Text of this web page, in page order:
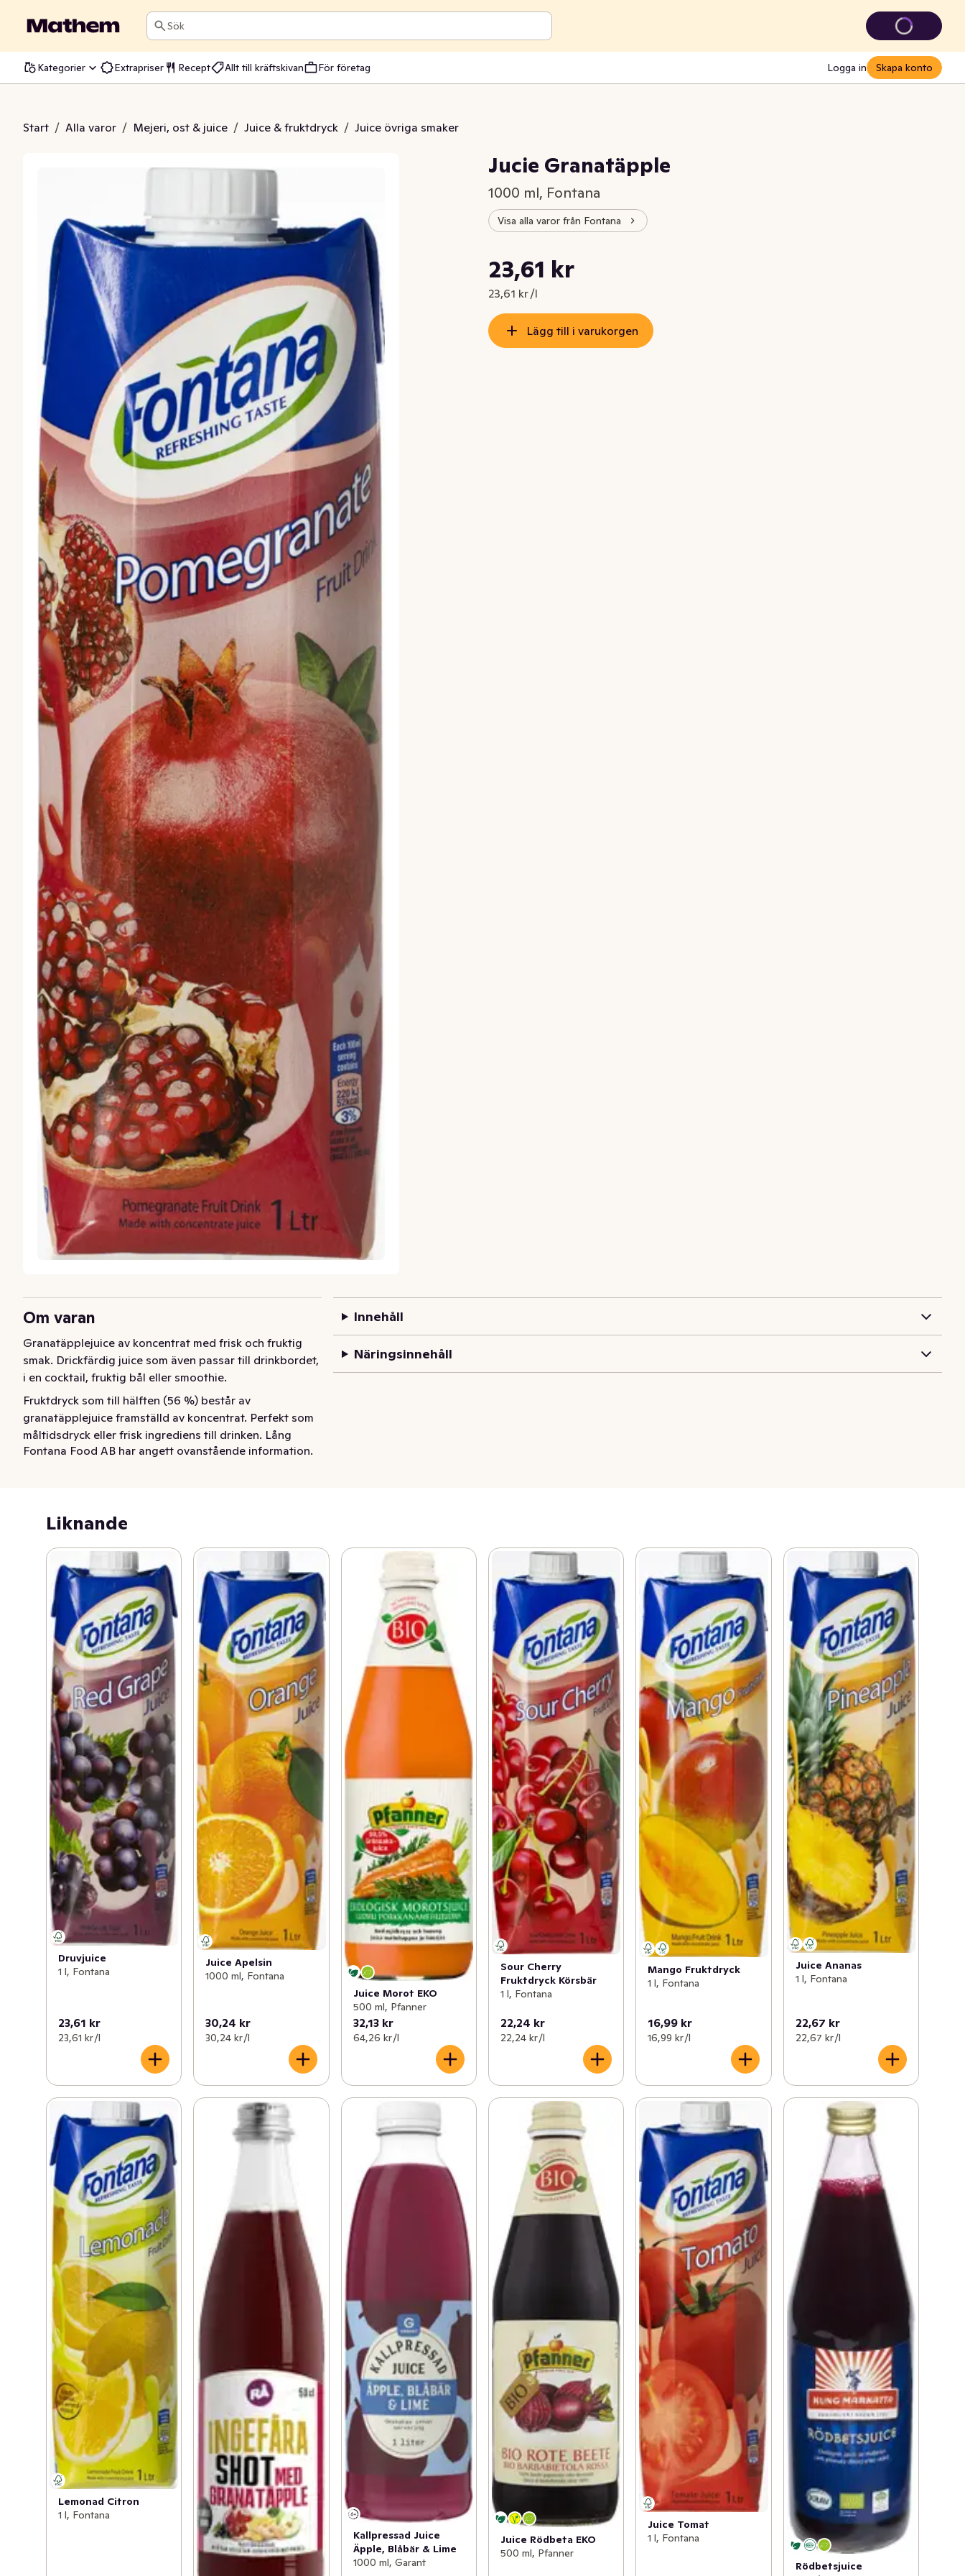
Sök
Kategorier Extrapriser Recept Allt till kräftskivan För företag Logga in Skapa konto
Start / Alla varor / Mejeri, ost & juice / Juice & fruktdryck / Juice övriga smaker
Granatäpple
Jucie Granatäpple
1000 ml, Fontana
Visa alla varor från Fontana
Nuvarande pris är: 23,61 kr
23,61 kr
23,61 kr /l
Styckpris: 23,61 kr /l
Lägg till i varukorgen
Om varan
Granatäpplejuice av koncentrat med frisk och fruktig
smak. Drickfärdig juice som även passar till drinkbordet,
i en cocktail, fruktig bål eller smoothie.
Fruktdryck som till hälften (56 %) består av
granatäpplejuice framställd av koncentrat. Perfekt som
måltidsdryck eller frisk ingrediens till drinken. Lång
hållbarhet.
Fontana Food AB har angett ovanstående information.
Innehåll
Näringsinnehåll
Liknande
Druvjuice
1 l, Fontana
23,61 kr
23,61 kr /l
Juice Apelsin
1000 ml, Fontana
30,24 kr
30,24 kr /l
Juice Morot EKO
500 ml, Pfanner
32,13 kr
64,26 kr /l
Sour Cherry
Fruktdryck Körsbär
1 l, Fontana
22,24 kr
22,24 kr /l
Mango Fruktdryck
1 l, Fontana
16,99 kr
16,99 kr /l
Juice Ananas
1 l, Fontana
22,67 kr
22,67 kr /l
Lemonad Citron
1 l, Fontana
Kallpressad Juice
Äpple, Blåbär & Lime
1000 ml, Garant
Juice Rödbeta EKO
500 ml, Pfanner
Juice Tomat
1 l, Fontana
Rödbetsjuice